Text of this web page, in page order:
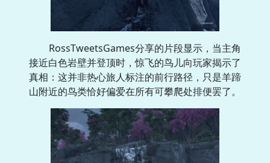
RossTweetsGames分享的片段显示，当主角
接近白色岩壁并登顶时，惊飞的鸟儿向玩家揭示了
真相：这并非热心旅人标注的前行路径，只是羊蹄
山附近的鸟类恰好偏爱在所有可攀爬处排便罢了。